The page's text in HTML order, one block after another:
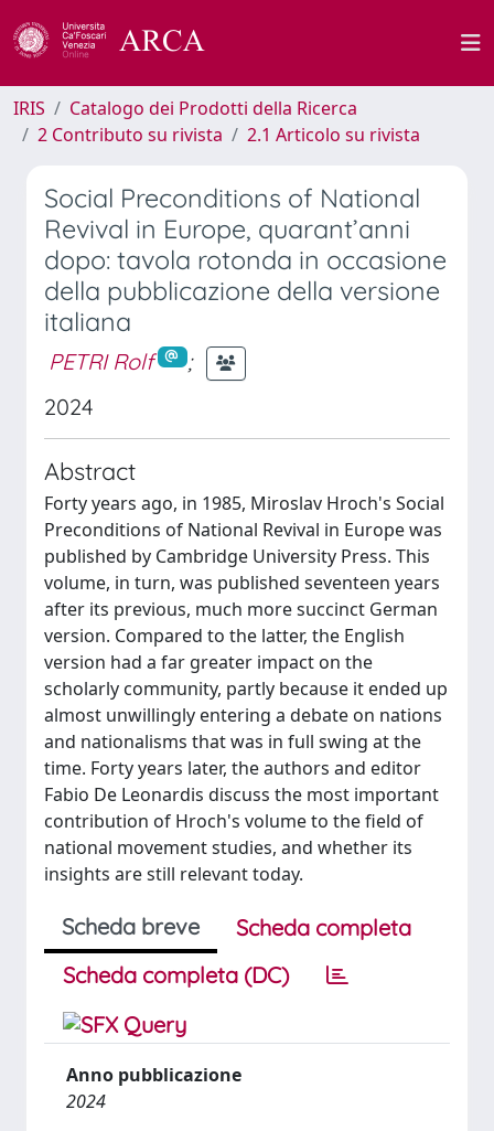
IRIS
Catalogo dei Prodotti della Ricerca
2 Contributo su rivista
2.1 Articolo su rivista
Social Preconditions of National
Revival in Europe, quarant’anni
dopo: tavola rotonda in occasione
della pubblicazione della versione
italiana
PETRI Rolf
;
2024
Abstract
Forty years ago, in 1985, Miroslav Hroch's Social
Preconditions of National Revival in Europe was
published by Cambridge University Press. This
volume, in turn, was published seventeen years
after its previous, much more succinct German
version. Compared to the latter, the English
version had a far greater impact on the
scholarly community, partly because it ended up
almost unwillingly entering a debate on nations
and nationalisms that was in full swing at the
time. Forty years later, the authors and editor
Fabio De Leonardis discuss the most important
contribution of Hroch's volume to the field of
national movement studies, and whether its
insights are still relevant today.
Scheda breve
Scheda completa
Scheda completa (DC)
Anno pubblicazione
2024